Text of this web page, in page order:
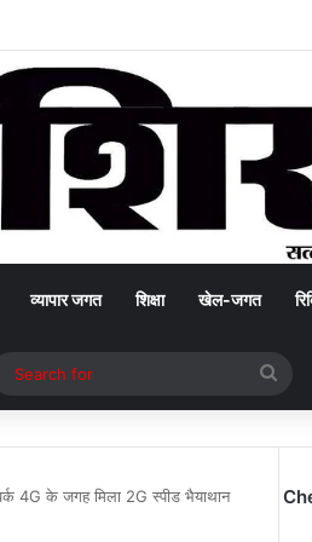
व्यापार जगत शिक्षा खेल-जगत
skin
for
4G के जगह मिला 2G स्पीड भैयाथान